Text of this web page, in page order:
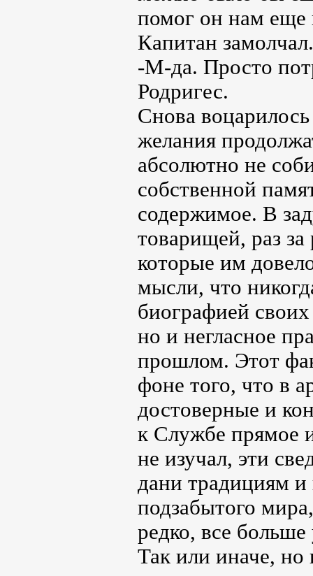
помог он нам еще
Капитан замолчал.
-М-да. Просто
Родригес.
Снова
желания
абсолютно не
собственной
содержимое. В
товарищей, раз
которые им
мысли, что
биографией
но и негласное
прошлом. Этот
фоне того, что в
достоверные и
к Службе прямое
не изучал, эти
дани традициям и
подзабытого
редко, все
Так или иначе, но